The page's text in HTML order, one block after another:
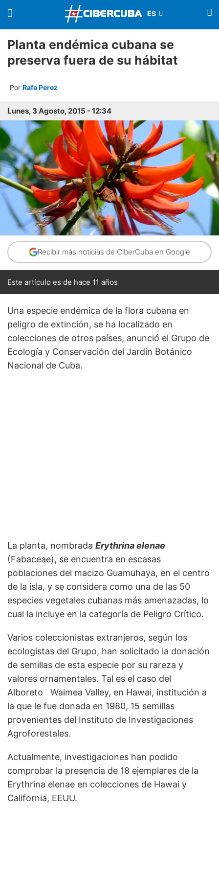
Planta endémica cubana se
preserva fuera de su hábitat
Por Rafa Perez
Lunes, 3 Agosto, 2015 - 12:34
Recibir más noticias de CiberCuba en Google
Este artículo es de hace 11 años
Una especie endémica de la flora cubana en
peligro de extinción, se ha localizado en
colecciones de otros países, anunció el Grupo de
Ecología y Conservación del Jardín Botánico
Nacional de Cuba.
La planta, nombrada Erythrina elenae
(Fabaceae), se encuentra en escasas
poblaciones del macizo Guamuhaya, en el centro
de la isla, y se considera como una de las 50
especies vegetales cubanas más amenazadas, lo
cual la incluye en la categoría de Peligro Crítico.
Varios coleccionistas extranjeros, según los
ecologistas del Grupo, han solicitado la donación
de semillas de esta especie por su rareza y
valores ornamentales. Tal es el caso del
Alboreto Waimea Valley, en Hawai, institución a
la que le fue donada en 1980, 15 semillas
provenientes del Instituto de Investigaciones
Agroforestales.
Actualmente, investigaciones han podido
comprobar la presencia de 18 ejemplares de la
Erythrina elenae en colecciones de Hawai y
California, EEUU.